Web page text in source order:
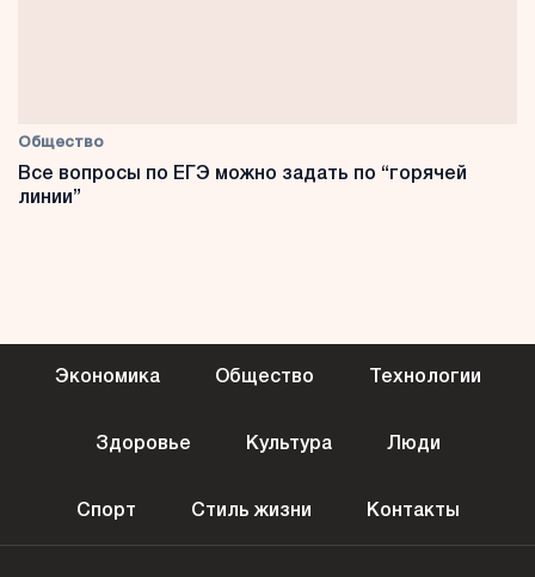
Общество
Все вопросы по ЕГЭ можно задать по “горячей
линии”
Экономика Общество Технологии
Здоровье Культура Люди
Спорт Стиль жизни Контакты